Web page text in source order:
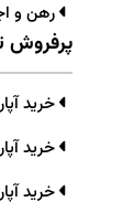
رهن و
پرفروش
خرید
خرید
خرید